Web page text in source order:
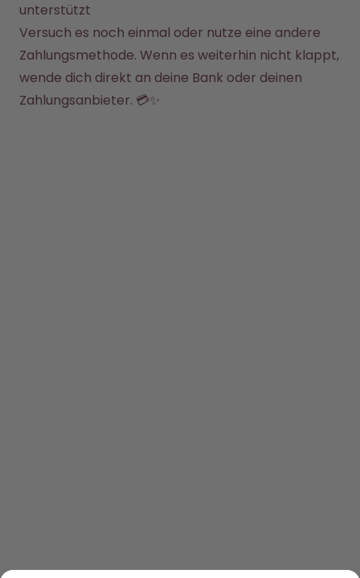
Back to School - Spare bis zu
25%
createdbygabe × air up®
Wie funktioniert's
Hilfe & FAQ
Store Finder
unterstützt
Versuch es noch einmal oder nutze eine andere
Zahlungsmethode. Wenn es weiterhin nicht klappt,
wende dich direkt an deine Bank oder deinen
Zahlungsanbieter. 💳✨